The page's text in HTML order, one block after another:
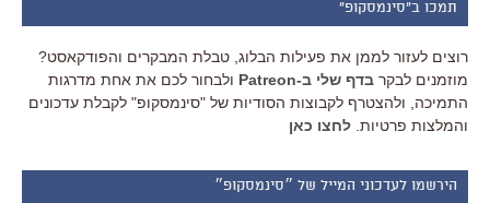
תמכו ב"סינמסקופ"
רוצים לעזור לממן את פעילות הבלוג, טבלת המבקרים והפודקאסט?
מוזמנים לבקר בדף שלי ב-Patreon
ולבחור לכם את אחת מדרגות
התמיכה, ולהצטרף לקבוצות הסודיות של "סינמסקופ" לקבלת עדכונים
והמלצות פרטיות. לחצו כאן
הירשמו לעדכוני המייל של ״סינמסקופ״